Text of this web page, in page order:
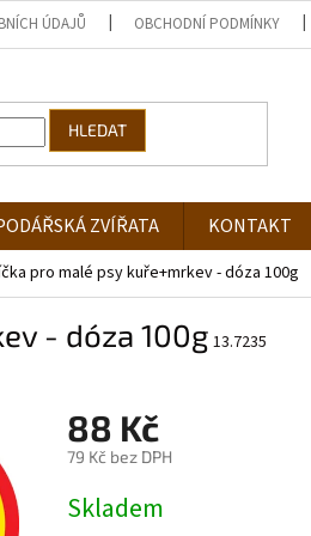
ÚDAJŮ OBCHODNÍ PODMÍNKY
HLEDAT
ZVÍŘATA KONTAKT
pro malé psy kuře+mrkev - dóza 100g
- dóza 100g 13.7235
88 Kč
79 Kč bez DPH
cena:
Skladem